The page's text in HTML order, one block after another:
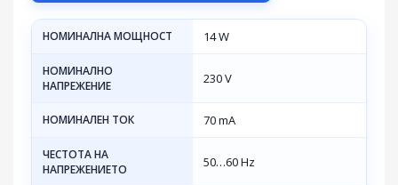
НОМИНАЛНА МОЩНОСТ 14 W
НОМИНАЛНО
НАПРЕЖЕНИЕ
230 V
НОМИНАЛЕН ТОК 70 mA
ЧЕСТОТА НА
НАПРЕЖЕНИЕТО
50…60 Hz